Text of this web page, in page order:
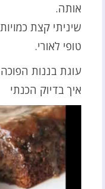
אותה.
שיניתי קצת
טופי לאורי.
עוגת בננות
איך בדיוק הכנתי